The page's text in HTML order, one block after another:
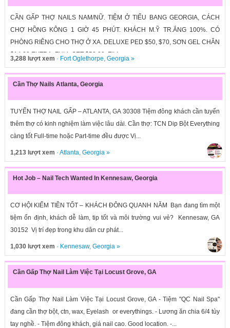
CẦN GẤP THỢ NAILS NAM/NỮ. TIỆM Ở TIỂU BANG GEORGIA, CÁCH
CHỢ HỒNG KÔNG 1 GIỜ 45 PHÚT. KHÁCH M.Ỹ TR.ẮNG 100%. CÓ
PHÒNG RIÊNG CHO THỢ Ở XA. DELUXE PED $50, $70, SƠN GEL CHÂN
$14.00 EXTRA, FULL SET $50.00, FILL...
3,288 lượt xem · Fort Oglethorpe, Georgia»
Cần Thợ Nails Atlanta, Georgia
TUYỂN THỢ NAIL GẤP – ATLANTA, GA 30308 Tiệm đông khách cần tuyển
thêm thợ có kinh nghiệm làm việc lâu dài. Cần thợ: TCN Dip Bột Everything
càng tốt Full-time hoặc Part-time đều được Vị...
1,213 lượt xem · Atlanta, Georgia»
Hot Job – Nail Tech Wanted In Kennesaw, Georgia
CƠ HỘI KIẾM TIỀN TỐT – KHÁCH ĐÔNG QUANH NĂM Bạn đang tìm một
tiệm ổn định, khách dễ làm, tip tốt và môi trường vui vẻ? Kennesaw, GA
30152 Vị trí đẹp trong khu dân cư phát...
1,030 lượt xem · Kennesaw, Georgia»
Cần Gấp Thợ Nail Làm Việc Tại Locust Grove, GA
Cần Gấp Thợ Nail Làm Việc Tại Locust Grove, GA - Tiệm "QC Nail Spa"
đang cần thợ bột, ctn, wax, Eyelash or everythings. - Lương ăn chia 6/4 tùy
tay nghề. - Tiệm đông khách, giá nail cao. Good location. -...